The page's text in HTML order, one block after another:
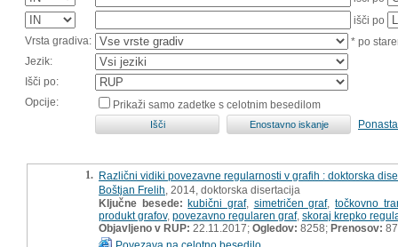
išči po
Vrsta gradiva:
* po
Jezik:
Išči po:
Opcije:
Prikaži samo zadetke s celotnim besedilom
1. Različni vidiki povezavne regularnosti v grafih : doktorska
Boštjan Frelih , 2014, doktorska disertacija
Ključne besede: kubični graf, simetričen graf, točkovno
produkt grafov, povezavno regularen graf, skoraj krepko
Objavljeno v RUP: 22.11.2017; Ogledov: 8258; Prenosov: 87